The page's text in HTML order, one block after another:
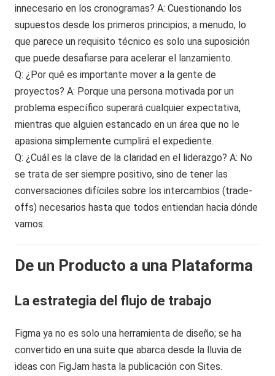
innecesario en los cronogramas? A: Cuestionando los
supuestos desde los primeros principios; a menudo, lo
que parece un requisito técnico es solo una suposición
que puede desafiarse para acelerar el lanzamiento.
Q: ¿Por qué es importante mover a la gente de
proyectos? A: Porque una persona motivada por un
problema específico superará cualquier expectativa,
mientras que alguien estancado en un área que no le
apasiona simplemente cumplirá el expediente.
Q: ¿Cuál es la clave de la claridad en el liderazgo? A: No
se trata de ser siempre positivo, sino de tener las
conversaciones difíciles sobre los intercambios (trade-
offs) necesarios hasta que todos entiendan hacia dónde
vamos.
De un Producto a una Plataforma
La estrategia del flujo de trabajo
Figma ya no es solo una herramienta de diseño; se ha
convertido en una suite que abarca desde la lluvia de
ideas con FigJam hasta la publicación con Sites.